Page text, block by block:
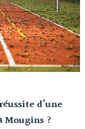
d’une
?